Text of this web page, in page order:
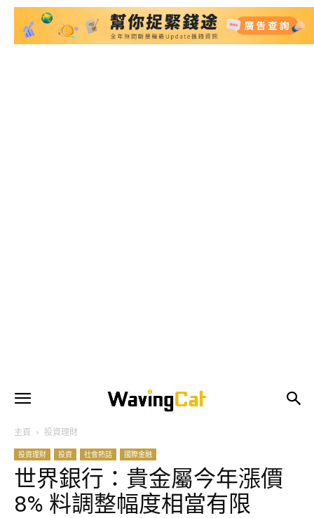
主頁 投資理財
投資理財 投資 社會熱話 國際金融
世界銀行：貴金屬今年漲價
8% 料調整幅度相當有限